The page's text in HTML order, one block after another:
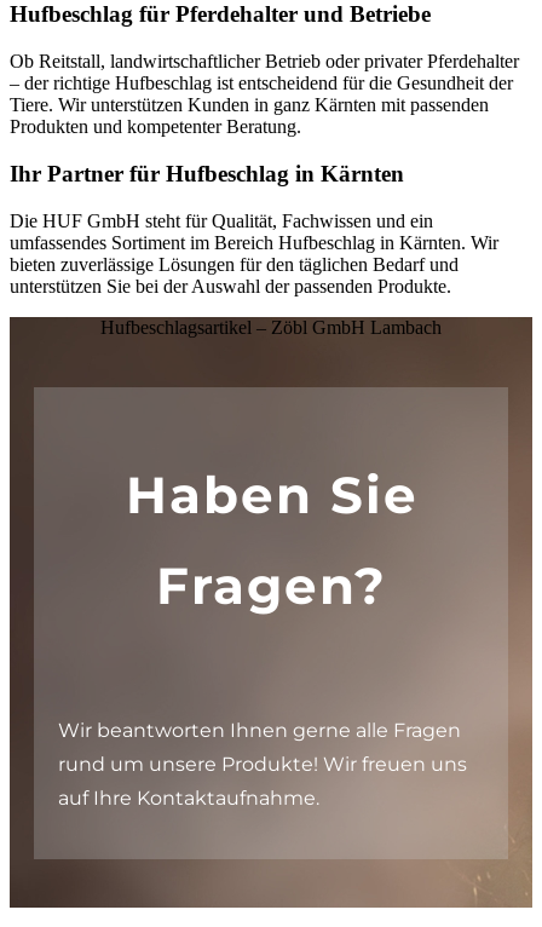
Hufbeschlag für Pferdehalter und Betriebe
Ob Reitstall, landwirtschaftlicher Betrieb oder privater Pferdehalter
– der richtige Hufbeschlag ist entscheidend für die Gesundheit der
Tiere. Wir unterstützen Kunden in ganz Kärnten mit passenden
Produkten und kompetenter Beratung.
Ihr Partner für Hufbeschlag in Kärnten
Die HUF GmbH steht für Qualität, Fachwissen und ein
umfassendes Sortiment im Bereich Hufbeschlag in Kärnten. Wir
bieten zuverlässige Lösungen für den täglichen Bedarf und
unterstützen Sie bei der Auswahl der passenden Produkte.
Hufbeschlagsartikel – Zöbl GmbH Lambach
Haben Sie
Fragen?
Wir beantworten Ihnen gerne alle Fragen
rund um unsere Produkte! Wir freuen uns
auf Ihre Kontaktaufnahme.